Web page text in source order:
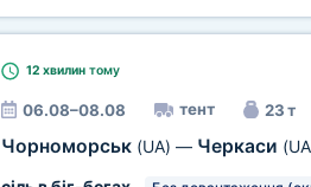
12 хвилинтому
06.08–08.08 тент 23 т
Чорноморськ (UA) — Черкаси